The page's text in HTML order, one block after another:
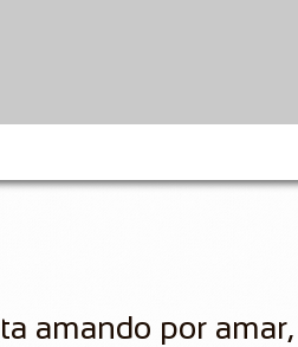
amando por